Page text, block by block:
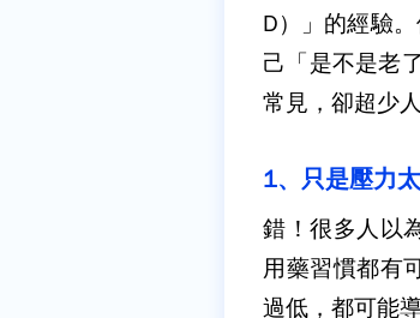
D）」的經驗
己「是不是老
常見，卻超少
1、只是壓力
錯！很多人以
用藥習慣都有
過低，都可能